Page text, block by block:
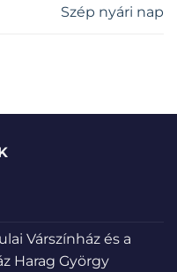
Szép nyári nap
Várszínház és a
Harag György